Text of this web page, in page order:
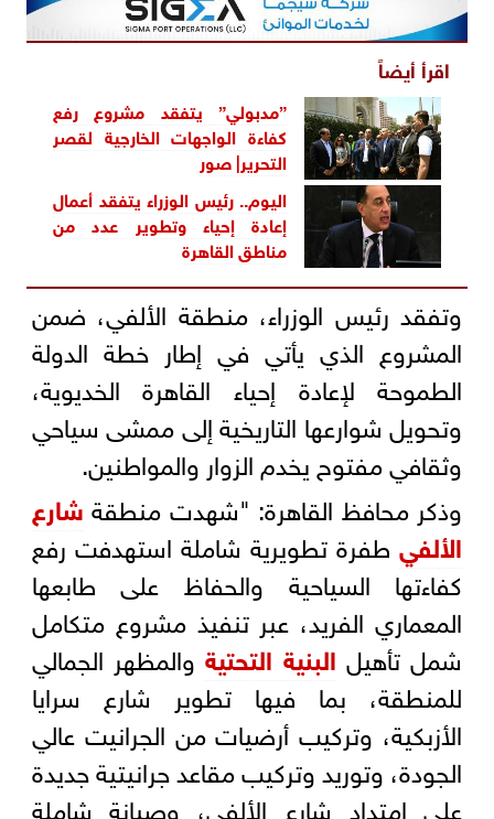
اقرأ أيضاً
”مدبولي” يتفقد مشروع رفع
كفاءة الواجهات الخارجية لقصر
التحرير| صور
اليوم.. رئيس الوزراء يتفقد أعمال
إعادة إحياء وتطوير عدد من
مناطق القاهرة
وتفقد رئيس الوزراء، منطقة الألفي، ضمن
المشروع الذي يأتي في إطار خطة الدولة
الطموحة لإعادة إحياء القاهرة الخديوية،
وتحويل شوارعها التاريخية إلى ممشى سياحي
وثقافي مفتوح يخدم الزوار والمواطنين.
وذكر محافظ القاهرة: "شهدت منطقةشارع
الألفيطفرة تطويرية شاملة استهدفت رفع
كفاءتها السياحية والحفاظ على طابعها
المعماري الفريد، عبر تنفيذ مشروع متكامل
شمل تأهيل البنية التحتيةوالمظهر الجمالي
للمنطقة، بما فيها تطوير شارع سرايا
الأزبكية، وتركيب أرضيات من الجرانيت عالي
الجودة، وتوريد وتركيب مقاعد جرانيتية جديدة
على امتداد شارع الألفي، وصيانة شاملة